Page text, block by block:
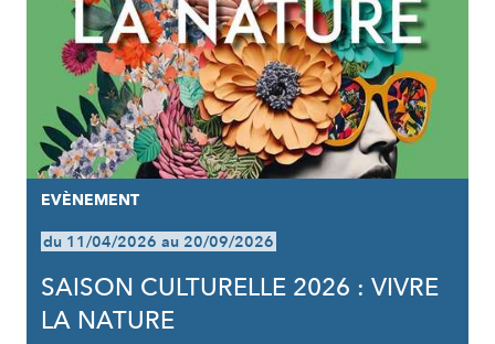
EVÈNEMENT
du 11/04/2026 au 20/09/2026
SAISON CULTURELLE 2026 : VIVRE
LA NATURE